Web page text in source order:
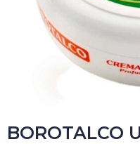
BOROTALCO